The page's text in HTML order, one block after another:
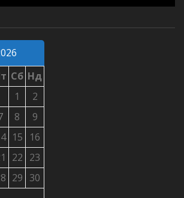
Сб Нд
1
2
8
9
15
16
22 23
29 30